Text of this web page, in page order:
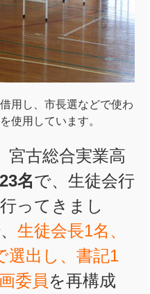
用し、市長選などで使わ
使用しています。
古総合実業高
名で、生徒会行
ってきまし
生徒会長1名、
選出し、書記1
委員を再構成